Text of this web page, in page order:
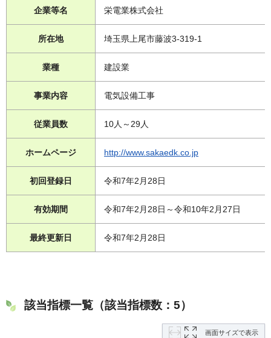
企業等名 栄電業株式会社
所在地 埼玉県上尾市藤波3-319-1
業種 建設業
事業内容 電気設備工事
従業員数 10人～29人
ホームページ http://www.sakaedk.co.jp
初回登録日 令和7年2月28日
有効期間 令和7年2月28日～令和10年2月27日
最終更新日 令和7年2月28日
該当指標一覧（該当指標数：5）
画面サイズで表示